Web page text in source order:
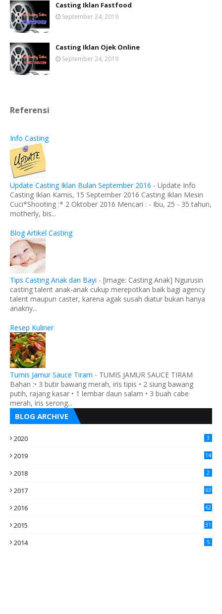
Casting Iklan Fastfood
September 24, 2019
Casting Iklan Ojek Online
September 24, 2019
Referensi
Info Casting
Update Casting Iklan Bulan September 2016 - Update Info
Casting Iklan Kamis, 15 September 2016 Casting Iklan Mesin
Cuci*Shooting :* 2 Oktober 2016 Mencari : - Ibu, 25 - 35 tahun,
motherly, bis...
Blog Artikel Casting
Tips Casting Anak dan Bayi - [image: Casting Anak] Ngurusin
casting talent anak-anak cukup merepotkan baik bagi agency
talent maupun caster, karena agak susah diatur bukan hanya
anakny...
Resep Kuliner
Tumis Jamur Sauce Tiram - TUMIS JAMUR SAUCE TIRAM
Bahan :• 3 butir bawang merah, iris tipis • 2 siung bawang
putih, rajang kasar • 1 lembar daun salam • 3 buah cabe
merah, iris serong...
BLOG ARCHIVE
2020 3
2019 14
2018 2
2017 63
2016
62
2015
31
2014 5